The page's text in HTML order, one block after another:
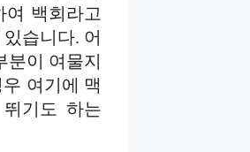
여 백회라고
습니다. 어
분이 여물지
여기에 맥
기도 하는